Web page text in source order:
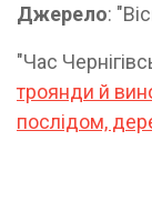
Джерело:
"Час
троянди й
послідом,